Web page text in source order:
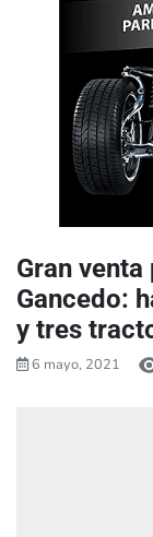
Gran
Gancedo:
y tres
6 mayo, 2021